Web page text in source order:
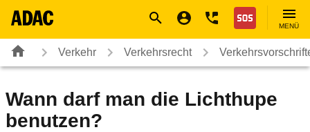
Nothilfe
MENÜ
Verkehr Verkehrsrecht
Wann darf man die Lichthupe
benutzen?